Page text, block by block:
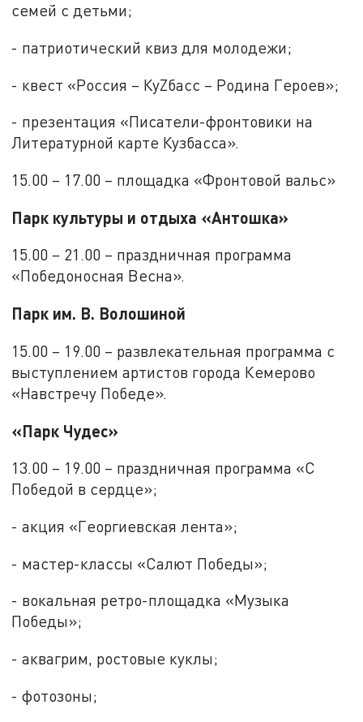
семей с детьми;
- патриотический квиз для молодежи;
- квест «Россия – КуZбасс – Родина Героев»;
- презентация «Писатели-фронтовики на
Литературной карте Кузбасса».
15.00 – 17.00 – площадка «Фронтовой вальс»
Парк культуры и отдыха «Антошка»
15.00 – 21.00 – праздничная программа
«Победоносная Весна».
Парк им. В. Волошиной
15.00 – 19.00 – развлекательная программа с
выступлением артистов города Кемерово
«Навстречу Победе».
«Парк Чудес»
13.00 – 19.00 – праздничная программа «С
Победой в сердце»;
- акция «Георгиевская лента»;
- мастер-классы «Салют Победы»;
- вокальная ретро-площадка «Музыка
Победы»;
- аквагрим, ростовые куклы;
- фотозоны;